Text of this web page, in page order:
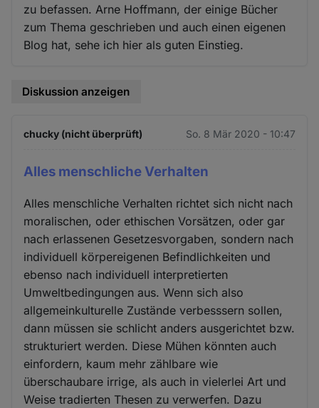
zu befassen. Arne Hoffmann, der einige Bücher
zum Thema geschrieben und auch einen eigenen
Blog hat, sehe ich hier als guten Einstieg.
Diskussion anzeigen
chucky (nicht überprüft) So. 8 Mär 2020 - 10:47
Alles menschliche Verhalten
Alles menschliche Verhalten richtet sich nicht nach
moralischen, oder ethischen Vorsätzen, oder gar
nach erlassenen Gesetzesvorgaben, sondern nach
individuell körpereigenen Befindlichkeiten und
ebenso nach individuell interpretierten
Umweltbedingungen aus. Wenn sich also
allgemeinkulturelle Zustände verbesssern sollen,
dann müssen sie schlicht anders ausgerichtet bzw.
strukturiert werden. Diese Mühen könnten auch
einfordern, kaum mehr zählbare wie
überschaubare irrige, als auch in vielerlei Art und
Weise tradierten Thesen zu verwerfen. Dazu